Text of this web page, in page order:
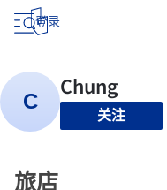
登录
关注
旅店